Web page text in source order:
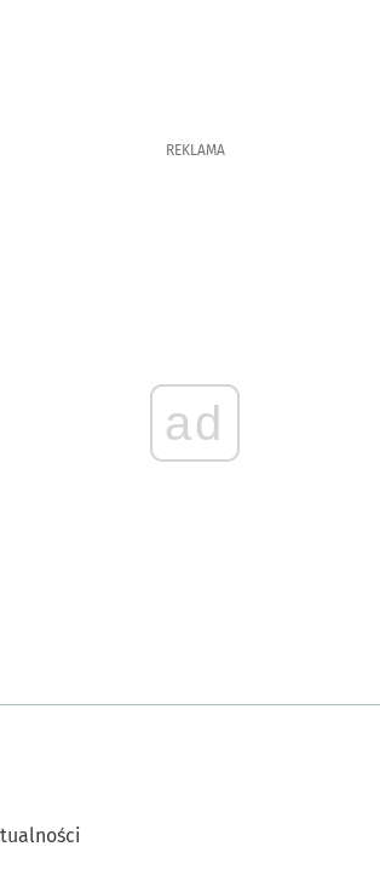
REKLAMA
ad